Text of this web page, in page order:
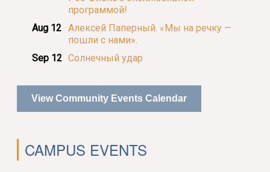
программой!
Aug 12 Алексей Паперный. «Мы на речку —
пошли с нами».
Sep 12 Солнечный удар
View Community Events Calendar
CAMPUS EVENTS